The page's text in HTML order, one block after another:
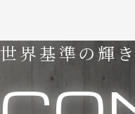
世界基準の輝